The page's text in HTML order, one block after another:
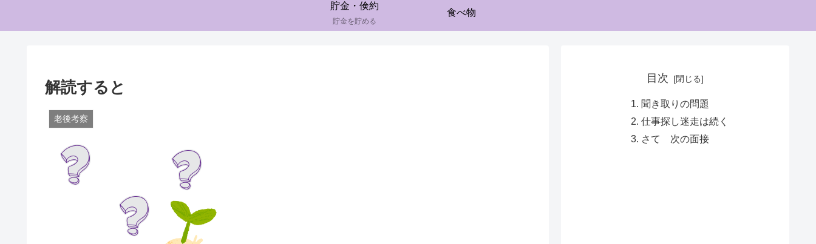
貯金・倹約
貯金を貯める
食べ物
解読すると
老後考察
目次
聞き取りの問題
仕事探し迷走は続く
さて 次の面接